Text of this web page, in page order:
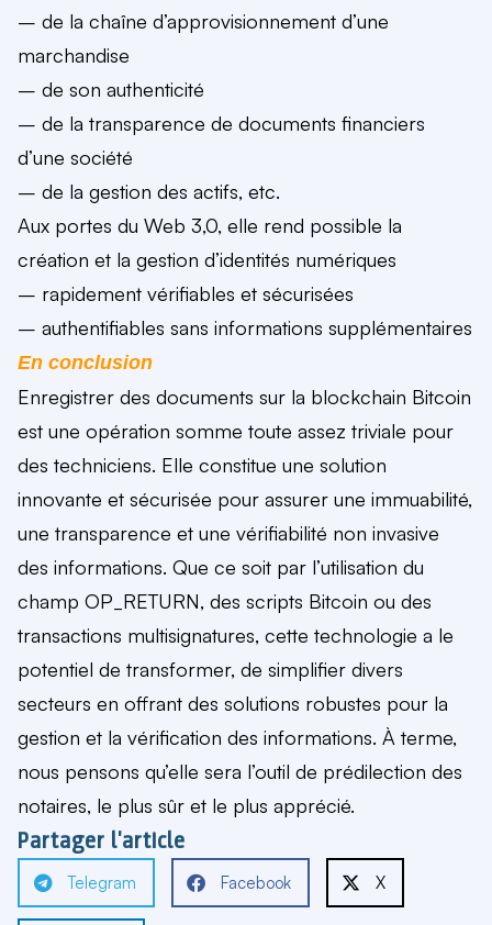
– de la chaîne d’approvisionnement d’une
marchandise
– de son authenticité
– de la transparence de documents financiers
d’une société
– de la gestion des actifs, etc.
Aux portes du Web 3,0, elle rend possible la
création et la gestion d’identités numériques
– rapidement vérifiables et sécurisées
– authentifiables sans informations supplémentaires
En conclusion
Enregistrer des documents sur la blockchain Bitcoin
est une opération somme toute assez triviale pour
des techniciens. Elle constitue une solution
innovante et sécurisée pour assurer une immuabilité,
une transparence et une vérifiabilité non invasive
des informations. Que ce soit par l’utilisation du
champ OP_RETURN, des scripts Bitcoin ou des
transactions multisignatures, cette technologie a le
potentiel de transformer, de simplifier divers
secteurs en offrant des solutions robustes pour la
gestion et la vérification des informations. À terme,
nous pensons qu’elle sera l’outil de prédilection des
notaires, le plus sûr et le plus apprécié.
Partager l'article
Telegram Facebook X